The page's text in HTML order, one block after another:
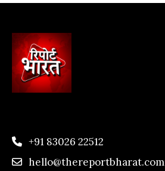
+91 83026 22512
hello@thereportbharat.com